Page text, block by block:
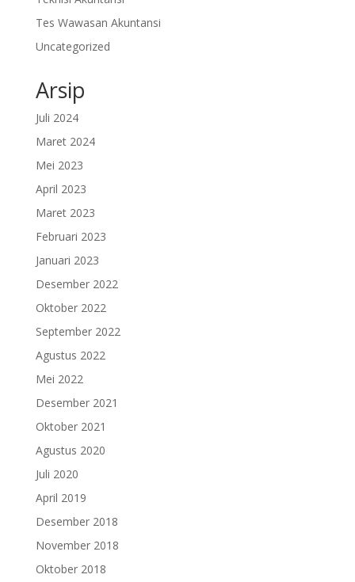
Tes Wawasan Akuntansi
Uncategorized
Arsip
Juli 2024
Maret 2024
Mei 2023
April 2023
Maret 2023
Februari 2023
Januari 2023
Desember 2022
Oktober 2022
September 2022
Agustus 2022
Mei 2022
Desember 2021
Oktober 2021
Agustus 2020
Juli 2020
April 2019
Desember 2018
November 2018
Oktober 2018